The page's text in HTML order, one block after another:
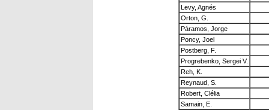
Levy, Agnés
Orton, G.
Páramos, Jorge
Poncy, Joel
Postberg, F.
Progrebenko, Sergei V.
Reh, K.
Reynaud, S.
Robert, Clélia
Samain, E.